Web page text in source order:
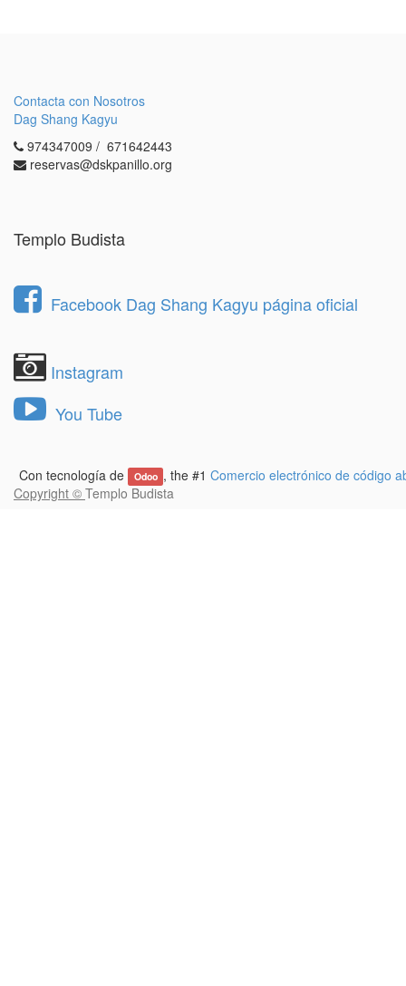
Contacta con Nosotros
Dag Shang Kagyu
974347009 / 671642443
reservas@dskpanillo.org
Templo Budista
Facebook Dag Shang Kagyu página oficial
Instagram
You Tube
Con tecnología de Odoo , the #1 Comercio electrónico de código
Copyright © Templo Budista